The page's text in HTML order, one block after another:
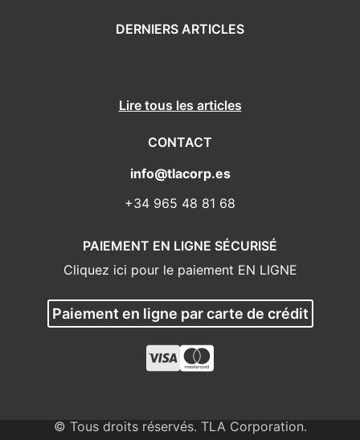
DERNIERS ARTICLES
Lire tous les articles
CONTACT
info@tlacorp.es
+34 965 48 81 68
PAIEMENT EN LIGNE SÉCURISÉ
Cliquez ici pour le paiement EN LIGNE
Paiement en ligne par carte de crédit
© Tous droits réservés. TLA Corporation.